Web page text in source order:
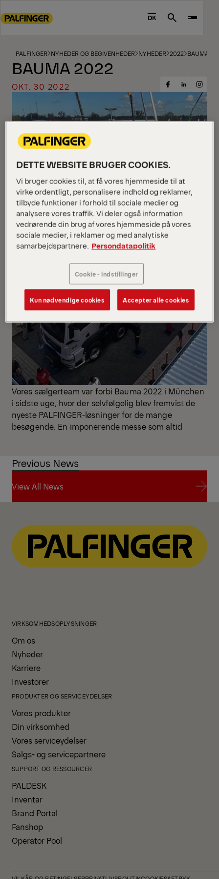
to
footer
content
DK Search
PALFINGER NYHEDER OG BEGIVENHEDER NYHEDER 2022 BAUMA
BAUMA 2022
OKT. 30 2022
Share
Facebook
Share
on
LinkedIn
Share
on
Vores sælgerteam var forbi Bauma 2022 i München
i sidste uge, hvor der selvfølgelig blev fremvist de
nyeste PALFINGER-løsninger for de mange
besøgende. En imponerende messe som altid
Previous News
View All News
VIRKSOMHEDSOPLYSNINGER
Om os
Nyheder
Karriere
Investorer
PRODUKTER OG SERVICEYDELSER
Vores produkter
Din virksomhed
Vores serviceydelser
Salgs- og servicepartnere
SUPPORT OG RESSOURCER
PALDESK
Inventar
Brand Portal
Fanshop
Operator Pool
DETTE WEBSITE BRUGER COOKIES.
Vi bruger cookies til, at få vores hjemmeside til at
virke ordentligt, personalisere indhold og reklamer,
tilbyde funktioner i forhold til sociale medier og
analysere vores traffik. Vi deler også information
vedrørende din brug af vores hjemmeside på vores
sociale medier, i reklamer og med analytiske
samarbejdspartnere. Persondatapolitik
Cookie - indstillinger
Kun nødvendige cookies Accepter alle cookies